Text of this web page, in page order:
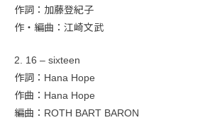
作詞：加藤登紀子
作・編曲：江崎文武
2. 16 – sixteen
作詞：Hana Hope
作曲：Hana Hope
編曲：ROTH BART BARON